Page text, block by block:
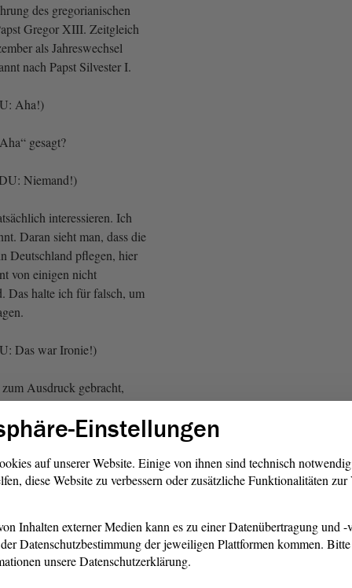
des gregorianischen
Gregor XIII. Zeitgleich
als Jahreswechsel
nach Papst Silvester I.
Aha!)
gesagt?
Niemand!)
interessieren. Ich
Daran sieht man, dass die
Deutschland pflegen, hier
von einigen nicht
Das halte ich für falsch, um
Das war Ironie!)
Ausdruck gebracht,
gelangweilt ist. Ich halte es
die Tradition in unserem
man dann erstmals
und Italien importiert,
Adligen zugänglich, d. h.
Schönen, würde man heute
Einstellungen
auf unserer Website. Einige von ihnen sind technisch
diese Website zu verbessern oder zusätzliche Funktionalitäten
Inhalten externer Medien kann es zu einer Datenübertragung und -
Datenschutzbestimmung der jeweiligen Plattformen kommen.
unsere Datenschutzerklärung.